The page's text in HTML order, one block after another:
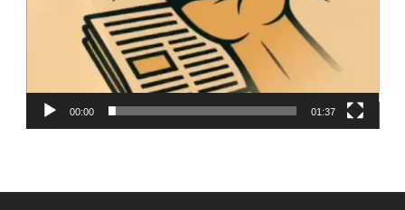
00:00 01:37